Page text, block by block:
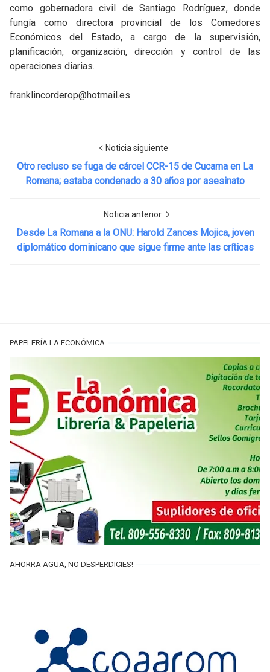
como gobernadora civil de Santiago Rodríguez, donde
fungía como directora provincial de los Comedores
Económicos del Estado, a cargo de la supervisión,
planificación, organización, dirección y control de las
operaciones diarias.
franklincorderop@hotmail.es
Noticia siguiente
Otro recluso se fuga de cárcel CCR-15 de Cucama en La
Romana; estaba condenado a 30 años por asesinato
Noticia anterior
Desde La Romana a la ONU: Harold Zances Mojica, joven
diplomático dominicano que sigue firme ante las críticas
PAPELERÍA LA ECONÓMICA
AHORRA AGUA, NO DESPERDICIES!